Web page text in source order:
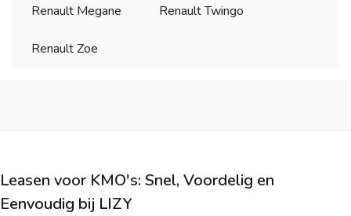
Renault Megane Renault Twingo
Renault Zoe
Leasen voor KMO's: Snel, Voordelig en
Eenvoudig bij LIZY